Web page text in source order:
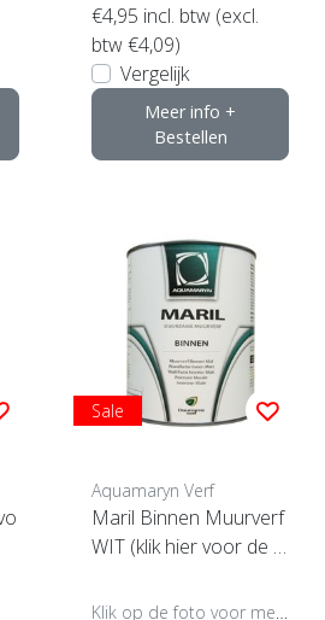
€4,95 incl. btw (excl.
btw €4,09)
Vergelijk
Meer info +
Bestellen
Sale
Aquamaryn Verf
Maril Binnen Muurverf
WIT (klik hier voor de in